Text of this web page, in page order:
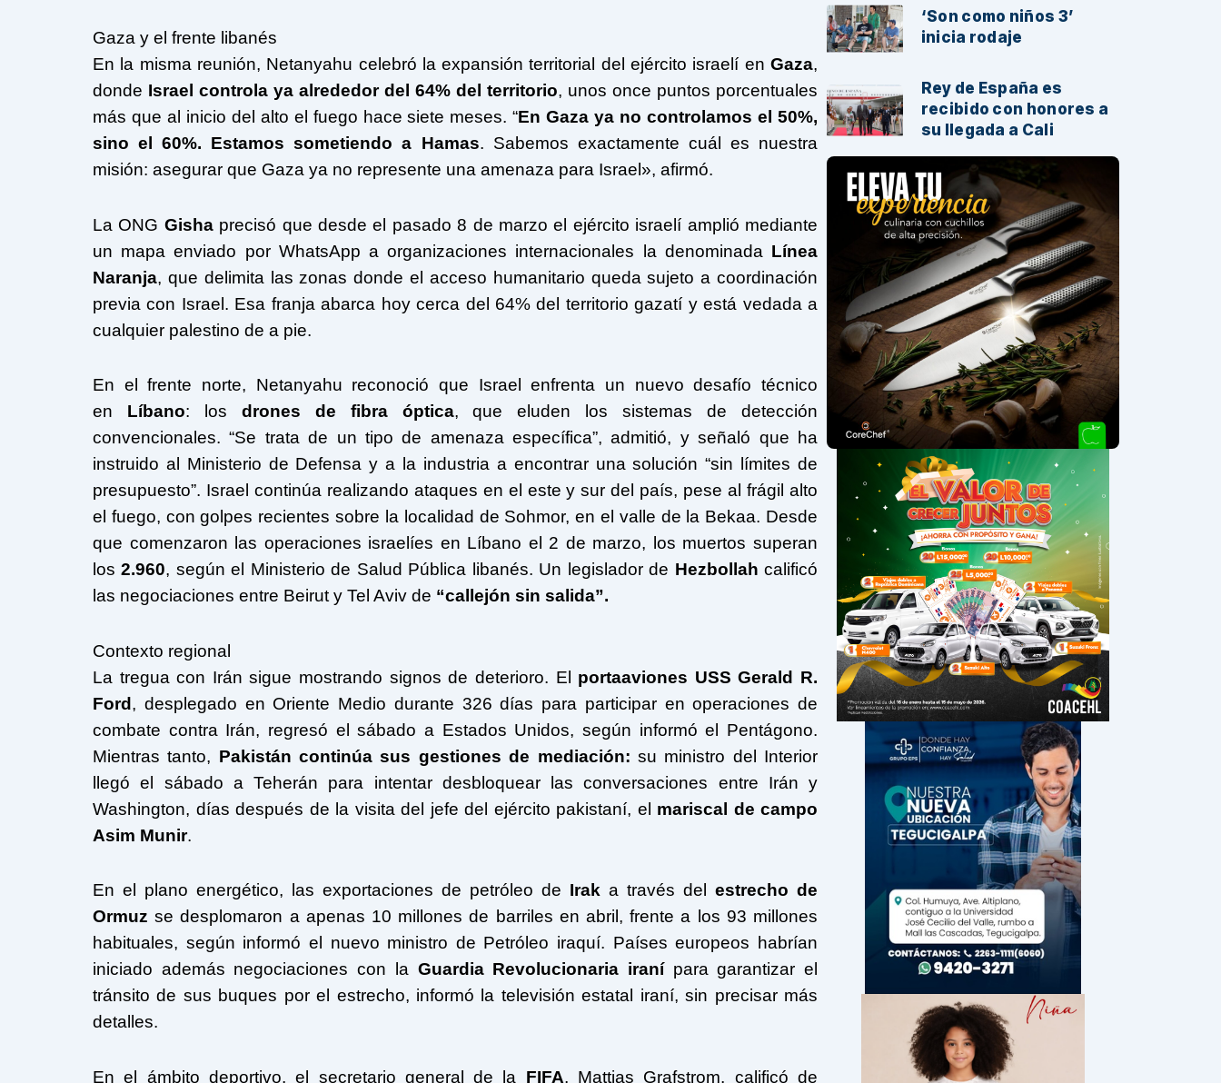
Gaza y el frente libanés
En la misma reunión, Netanyahu celebró la expansión territorial del ejército israelí en Gaza,
donde Israel controla ya alrededor del 64% del territorio, unos once puntos porcentuales
más que al inicio del alto el fuego hace siete meses. “En Gaza ya no controlamos el 50%,
sino el 60%. Estamos sometiendo a Hamas. Sabemos exactamente cuál es nuestra
misión: asegurar que Gaza ya no represente una amenaza para Israel», afirmó.
La ONG Gishaprecisó que desde el pasado 8 de marzo el ejército israelí amplió mediante
un mapa enviado por WhatsApp a organizaciones internacionales la denominada Línea
Naranja, que delimita las zonas donde el acceso humanitario queda sujeto a coordinación
previa con Israel. Esa franja abarca hoy cerca del 64% del territorio gazatí y está vedada a
cualquier palestino de a pie.
En el frente norte, Netanyahu reconoció que Israel enfrenta un nuevo desafío técnico
en Líbano: los drones de fibra óptica, que eluden los sistemas de detección
convencionales. “Se trata de un tipo de amenaza específica”, admitió, y señaló que ha
instruido al Ministerio de Defensa y a la industria a encontrar una solución “sin límites de
presupuesto”. Israel continúa realizando ataques en el este y sur del país, pese al frágil alto
el fuego, con golpes recientes sobre la localidad de Sohmor, en el valle de la Bekaa. Desde
que comenzaron las operaciones israelíes en Líbano el 2 de marzo, los muertos superan
los2.960, según el Ministerio de Salud Pública libanés. Un legislador de Hezbollah calificó
las negociaciones entre Beirut y Tel Aviv de “callejón sin salida”.
Contexto regional
La tregua con Irán sigue mostrando signos de deterioro. El portaaviones USS Gerald R.
Ford, desplegado en Oriente Medio durante 326 días para participar en operaciones de
combate contra Irán, regresó el sábado a Estados Unidos, según informó el Pentágono.
Mientras tanto, Pakistán continúa sus gestiones de mediación: su ministro del Interior
llegó el sábado a Teherán para intentar desbloquear las conversaciones entre Irán y
Washington, días después de la visita del jefe del ejército pakistaní, el mariscal de campo
Asim Munir.
En el plano energético, las exportaciones de petróleo de Irak a través del estrecho de
Ormuz se desplomaron a apenas 10 millones de barriles en abril, frente a los 93 millones
habituales, según informó el nuevo ministro de Petróleo iraquí. Países europeos habrían
iniciado además negociaciones con la Guardia Revolucionaria iranípara garantizar el
tránsito de sus buques por el estrecho, informó la televisión estatal iraní, sin precisar más
detalles.
En el ámbito deportivo, el secretario general de la FIFA, Mattias Grafstrom, calificó de
‘Son como niños 3’
inicia rodaje
Rey de España es
recibido con honores a
su llegada a Cali